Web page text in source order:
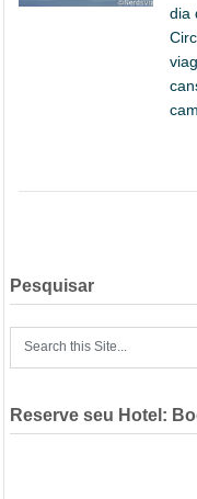
dia
Pesquisar
Reserve seu Hotel: